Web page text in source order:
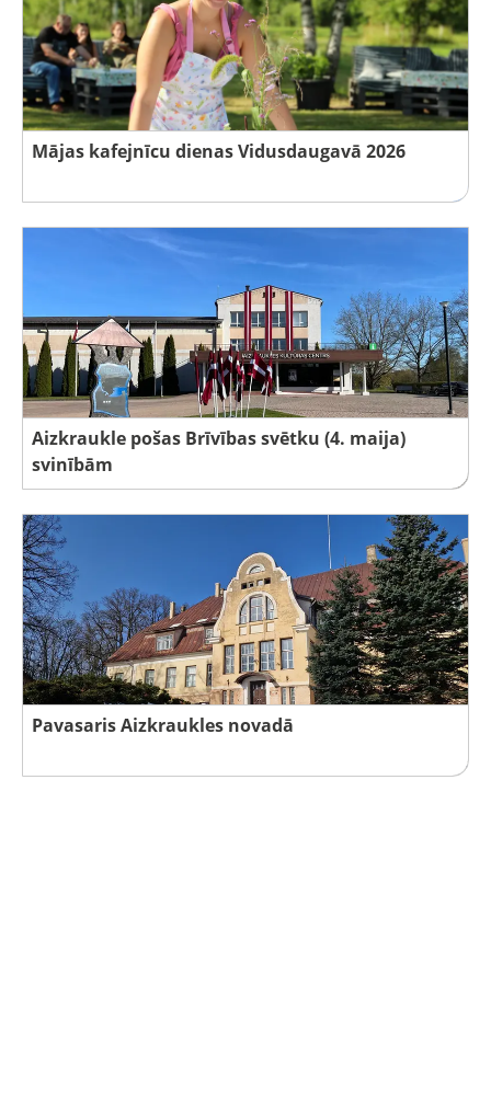
Mājas kafejnīcu dienas Vidusdaugavā 2026
Aizkraukle pošas Brīvības svētku (4. maija)
svinībām
Pavasaris Aizkraukles novadā